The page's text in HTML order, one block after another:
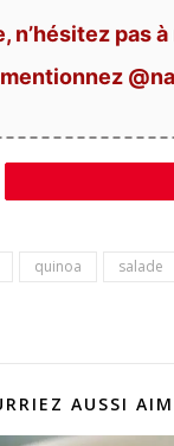
pas
quinoa salade
AUSSI